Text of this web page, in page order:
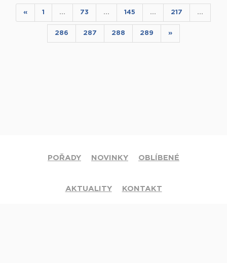
« 1 … 73 … 145 … 217 …
286 287 288 289 »
POŘADY NOVINKY OBLÍBENÉ
AKTUALITY KONTAKT